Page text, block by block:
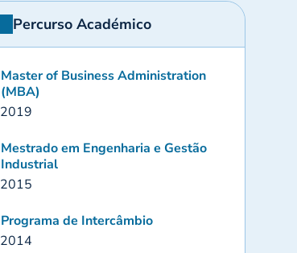
Percurso Académico
Master of Business Administration
(MBA)
2019
Mestrado em Engenharia e Gestão
Industrial
2015
Programa de Intercâmbio
2014